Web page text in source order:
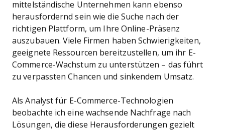
mittelständische Unternehmen kann ebenso
herausfordernd sein wie die Suche nach der
richtigen Plattform, um Ihre Online-Präsenz
auszubauen. Viele Firmen haben Schwierigkeiten,
geeignete Ressourcen bereitzustellen, um ihr E-
Commerce-Wachstum zu unterstützen – das führt
zu verpassten Chancen und sinkendem Umsatz.
Als Analyst für E-Commerce-Technologien
beobachte ich eine wachsende Nachfrage nach
Lösungen, die diese Herausforderungen gezielt